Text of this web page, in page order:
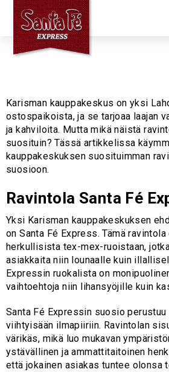
Karisman kauppakeskus on yksi
ostospaikoista, ja se tarjoaa laajan
ja kahviloita. Mutta mikä näistä
suosituin? Tässä artikkelissa
kauppakeskuksen suosituimman
suosioon.
Ravintola Santa Fé
Yksi Karisman kauppakeskuksen
on Santa Fé Express. Tämä
herkullisista tex-mex-ruoistaan,
asiakkaita niin lounaalle kuin
Expressin ruokalista on
vaihtoehtoja niin lihansyöjille kuin
Santa Fé Expressin suosio
viihtyisään ilmapiiriin. Ravintolan
värikäs, mikä luo mukavan
ystävällinen ja ammattitaitoinen
että jokainen asiakas tuntee olonsa